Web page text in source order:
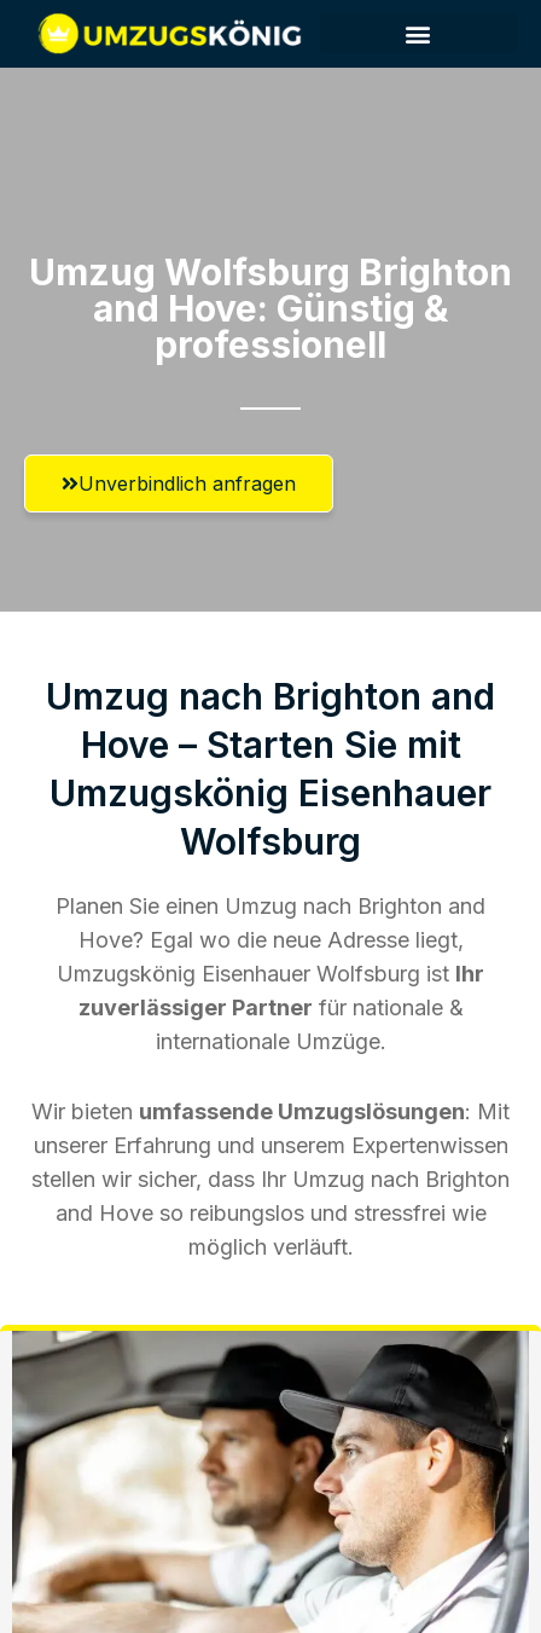
Umzug Wolfsburg​ Brighton
and Hove: Günstig &
professionell​
Unverbindlich anfragen
Umzug nach Brighton and
Hove – Starten Sie mit
Umzugskönig Eisenhauer
Wolfsburg
Planen Sie einen Umzug nach Brighton and
Hove? Egal wo die neue Adresse liegt,
Umzugskönig Eisenhauer Wolfsburg ist Ihr
zuverlässiger Partner für nationale &
internationale Umzüge.
Wir bieten umfassende Umzugslösungen: Mit
unserer Erfahrung und unserem Expertenwissen
stellen wir sicher, dass Ihr Umzug nach Brighton
and Hove so reibungslos und stressfrei wie
möglich verläuft.